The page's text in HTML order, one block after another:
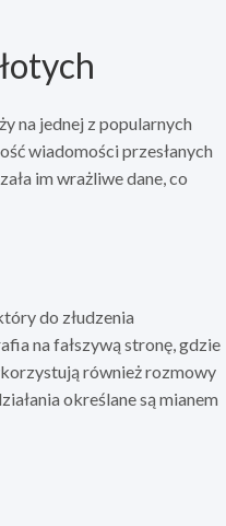
na jednej z popularnych
wiadomości przesłanych
im wrażliwe dane, co
do złudzenia
na fałszywą stronę, gdzie
również rozmowy
określane są mianem